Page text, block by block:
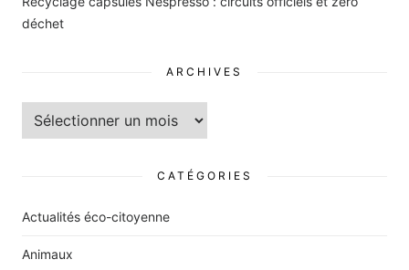
déchet
ARCHIVES
Archives
CATÉGORIES
Actualités éco-citoyenne
Animaux